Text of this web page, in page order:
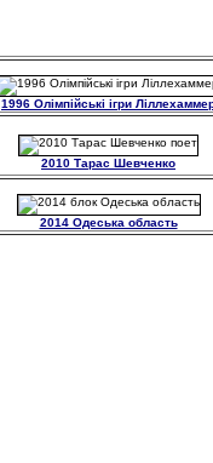
1996 Олімпійські ігри
2010 Тарас Шевченко
2014 Одеська область